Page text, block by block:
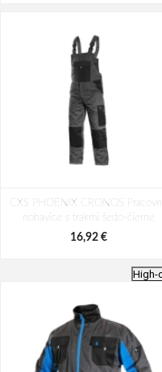
CXS PHOENIX CRONOS
nohavice s trakmi šedo-čierne
16,92 €
High-